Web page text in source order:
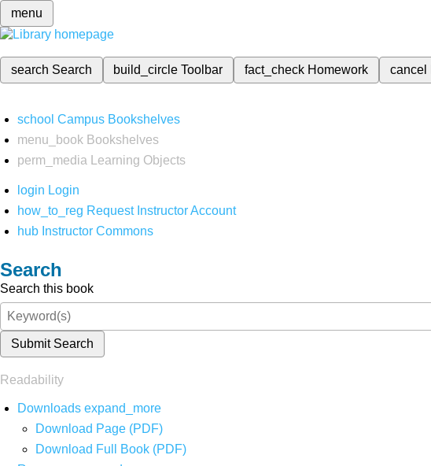
menu
search Search build_circleToolbar fact_check Homework cancel
school Campus Bookshelves
menu_book Bookshelves
perm_media
Learning Objects
login Login
how_to_reg Request Instructor Account
hub Instructor Commons
Search
Search this book
Submit Search
Readability
Downloads expand_more
Download Page (PDF)
Download Full Book (PDF)